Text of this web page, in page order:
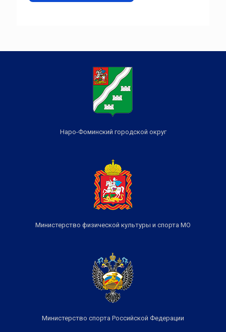
Наро-Фоминский городской округ
Министерство физической культуры и спорта МО
Министерство спорта Российской Федерации